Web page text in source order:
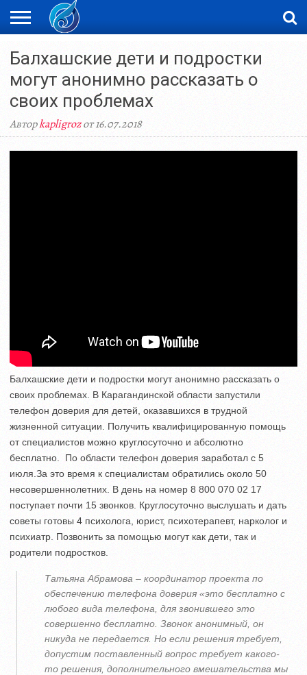
НОВОСТИ
ВИДЕО
ФОТОРЕПОРТАЖИ
ОРКЕН
Балхашские дети и подростки
могут анонимно рассказать о
своих проблемах
Авторkapligrozот 16.07.2018
Балхашские дети и подростки могут анонимно рассказать о
своих проблемах. В Карагандинской области запустили
телефон доверия для детей, оказавшихся в трудной
жизненной ситуации. Получить квалифицированную помощь
от специалистов можно круглосуточно и абсолютно
бесплатно. По области телефон доверия заработал с 5
июля.За это время к специалистам обратились около 50
несовершеннолетних. В день на номер 8 800 070 02 17
поступает почти 15 звонков. Круглосуточно выслушать и дать
советы готовы 4 психолога, юрист, психотерапевт, нарколог и
психиатр. Позвонить за помощью могут как дети, так и
родители подростков.
Татьяна Абрамова – координатор проекта по
обеспечению телефона доверия «это бесплатно с
любого вида телефона, для звонившего это
совершенно бесплатно. Звонок анонимный, он
никуда не передается. Но если решения требует,
допустим поставленный вопрос требует какого-
то решения, дополнительного вмешательства мы